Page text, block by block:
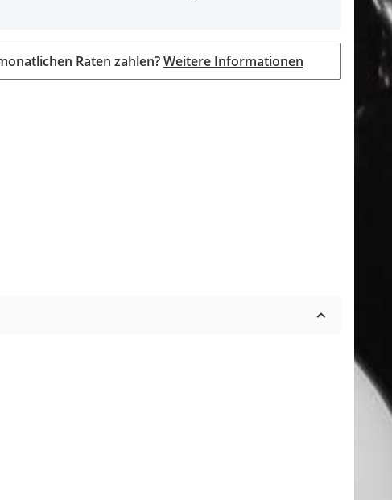
Raten zahlen?Weitere Informationen